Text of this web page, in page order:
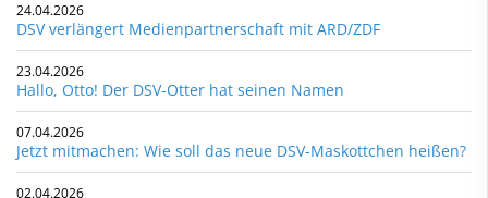
24.04.2026
DSV verlängert Medienpartnerschaft mit ARD/ZDF
23.04.2026
Hallo, Otto! Der DSV-Otter hat seinen Namen
07.04.2026
Jetzt mitmachen: Wie soll das neue DSV-Maskottchen heißen?
02.04.2026